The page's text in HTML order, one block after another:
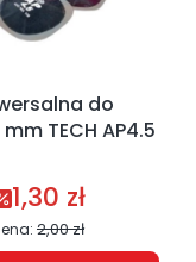
do
TECH AP4.5
Cena promocyjna
1,30 zł
2,00 zł